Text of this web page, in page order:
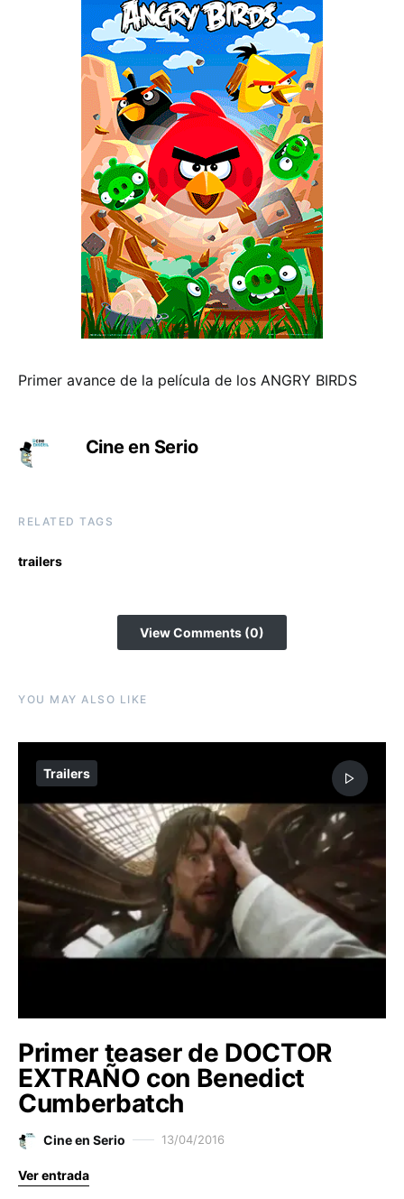
Primer avance de la película de los ANGRY BIRDS
Cine en Serio
RELATED TAGS
trailers
View Comments (0)
YOU MAY ALSO LIKE
Trailers
Primer teaser de DOCTOR
EXTRAÑO con Benedict
Cumberbatch
Cine en Serio 13/04/2016
Ver entrada